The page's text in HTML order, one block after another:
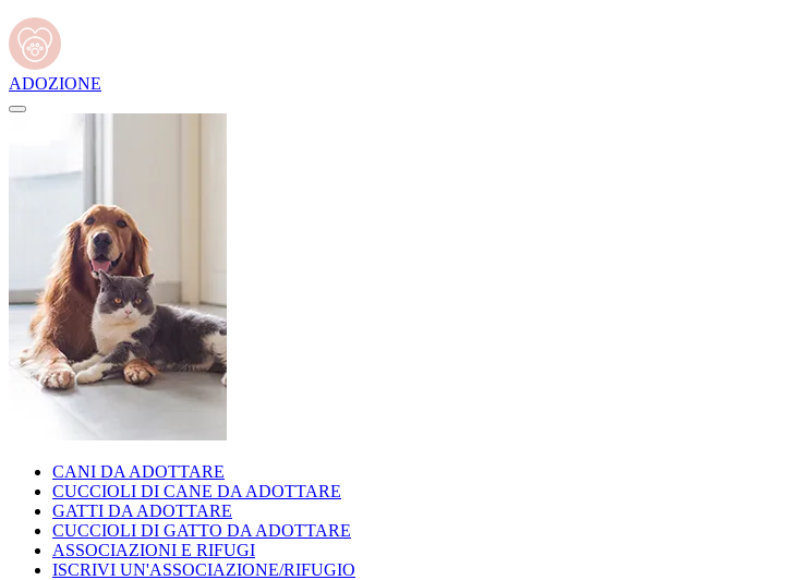
ADOZIONE
CANI DA ADOTTARE
CUCCIOLI DI CANE DA ADOTTARE
GATTI DA ADOTTARE
CUCCIOLI DI GATTO DA ADOTTARE
ASSOCIAZIONI E RIFUGI
ISCRIVI UN'ASSOCIAZIONE/RIFUGIO